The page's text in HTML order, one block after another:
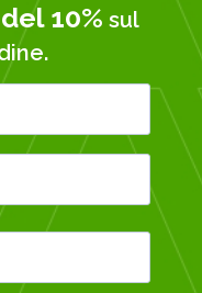
10% sul